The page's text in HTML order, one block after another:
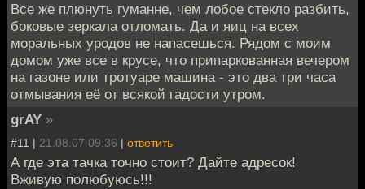
Все же плюнуть гуманне, чем лобое стекло разбить,
боковые зеркала отломать. Да и яиц на всех
моральных уродов не напасешься. Рядом с моим
домом уже все в крусе, что припаркованная вечером
на газоне или тротуаре машина - это два три часа
отмывания её от всякой гадости утром.
grAY »
#11 | 21.08.07 09:36 | ответить
А где эта тачка точно стоит? Дайте адресок!
Вживую полюбуюсь!!!